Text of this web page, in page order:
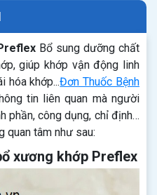
Bổ sung dưỡng chất
giúp khớp vận động linh
hóa khớp...Đơn Thuốc Bệnh
tin liên quan mà người
phần, công dụng, chỉ định…
quan tâm như sau:
xương khớp Preflex